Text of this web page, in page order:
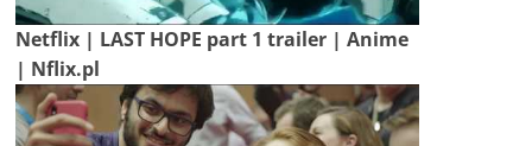
Netflix | LAST HOPE part 1 trailer | Anime
| Nflix.pl